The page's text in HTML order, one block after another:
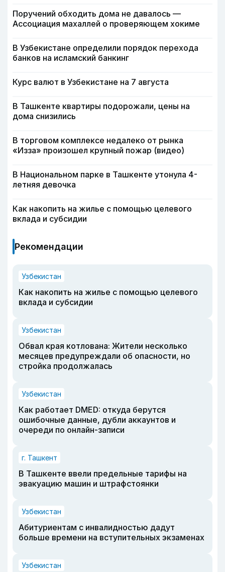
Поручений обходить дома не давалось —
Ассоциация махаллей о проверяющем хокиме
В Узбекистане определили порядок перехода
банков на исламский банкинг
Курс валют в Узбекистане на 7 августа
В Ташкенте квартиры подорожали, цены на
дома снизились
В торговом комплексе недалеко от рынка
«Изза» произошел крупный пожар (видео)
В Национальном парке в Ташкенте утонула 4-
летняя девочка
Как накопить на жилье с помощью целевого
вклада и субсидии
Рекомендации
Узбекистан
Как накопить на жилье с помощью целевого
вклада и субсидии
Узбекистан
Обвал края котлована: Жители несколько
месяцев предупреждали об опасности, но
стройка продолжалась
Узбекистан
Как работает DMED: откуда берутся
ошибочные данные, дубли аккаунтов и
очереди по онлайн-записи
г. Ташкент
В Ташкенте ввели предельные тарифы на
эвакуацию машин и штрафстоянки
Узбекистан
Абитуриентам с инвалидностью дадут
больше времени на вступительных экзаменах
Узбекистан